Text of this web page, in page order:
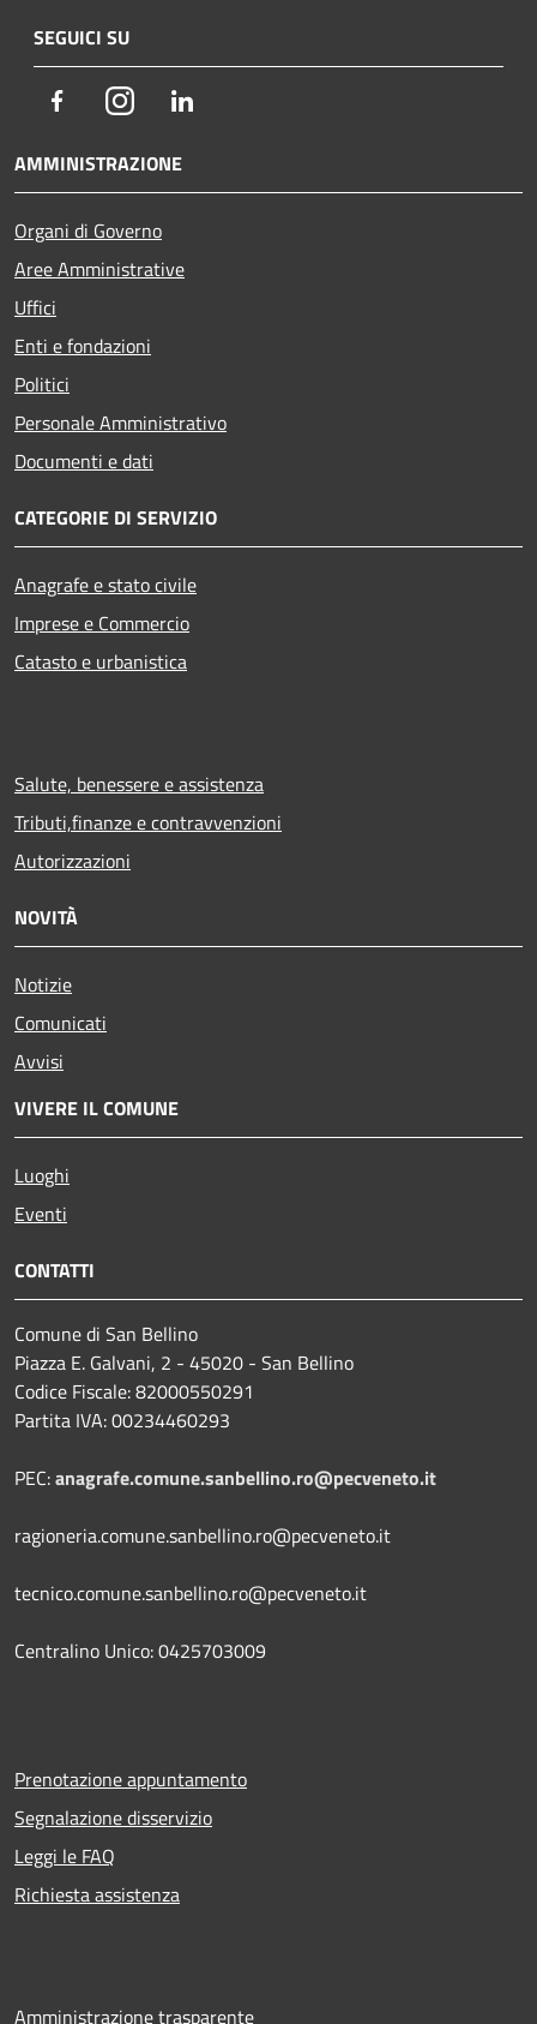
SEGUICI SU
FacebookInstagram
AMMINISTRAZIONE
Organi di Governo
Aree Amministrative
Uffici
Enti e fondazioni
Politici
Personale Amministrativo
Documenti e dati
CATEGORIE DI SERVIZIO
Anagrafe e stato civile
Imprese e Commercio
Catasto e urbanistica
Salute, benessere e assistenza
Tributi,finanze e contravvenzioni
Autorizzazioni
NOVITÀ
Notizie
Comunicati
Avvisi
VIVERE IL COMUNE
Luoghi
Eventi
CONTATTI
Comune di San Bellino
Piazza E. Galvani, 2 - 45020 - San Bellino
Codice Fiscale: 82000550291
Partita IVA: 00234460293
PEC:anagrafe.comune.sanbellino.ro@pecveneto.it
ragioneria.comune.sanbellino.ro@pecveneto.it
tecnico.comune.sanbellino.ro@pecveneto.it
Centralino Unico: 0425703009
Prenotazione appuntamento
Segnalazione disservizio
Leggi le FAQ
Richiesta assistenza
Amministrazione trasparente